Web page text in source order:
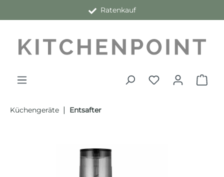
Ratenkauf
Küchengeräte | Entsafter
Bildergalerie überspringen